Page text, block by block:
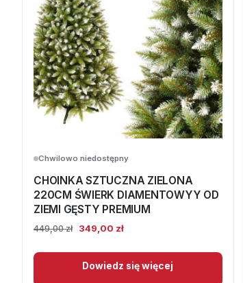
Chwilowo niedostępny
CHOINKA SZTUCZNA ZIELONA
220CM ŚWIERK DIAMENTOWYY OD
ZIEMI GĘSTY PREMIUM
449,00zł
Pierwotna
wynosiła:
449,00 zł.
349,00 złAktualna
wynosi:
349,00 zł.
Dowiedz się więcej